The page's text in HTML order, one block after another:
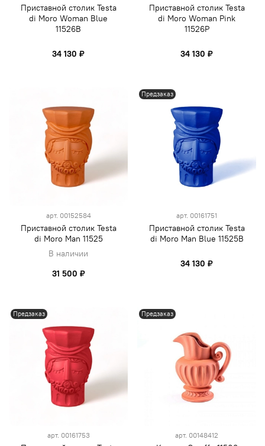
Приставной столик Testa
di Moro Woman Blue
11526B
34 130 ₽
Приставной столик Testa
di Moro Woman Pink
11526P
34 130 ₽
арт. 00152584
Приставной столик Testa
di Moro Man 11525
В наличии
31 500 ₽
Предзаказ
арт. 00161751
Приставной столик Testa
di Moro Man Blue 11525B
34 130 ₽
Предзаказ
арт. 00161753
Предзаказ
арт. 00148412